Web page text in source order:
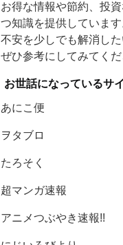
お得な情報や節約、投
つ知識を提供していま
不安を少しでも解消した
ぜひ参考にしてみてくだ
お世話になっているサ
あにこ便
ヲタブロ
たろそく
超マンガ速報
アニメつぶやき速報!!